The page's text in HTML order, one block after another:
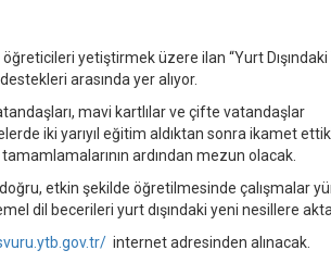
yetiştirmek üzere ilan “Yurt Dışındaki
arasında yer alıyor.
mavi kartlılar ve çifte vatandaşlar
iki yarıyıl eğitim aldıktan sonra ikamet
ardından mezun olacak.
etkin şekilde öğretilmesinde çalışmalar
dil becerileri yurt dışındaki yeni nesillere
internet adresinden alınacak.